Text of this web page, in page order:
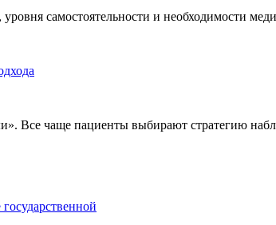
самостоятельности и необходимости
Все чаще пациенты выбирают стратегию